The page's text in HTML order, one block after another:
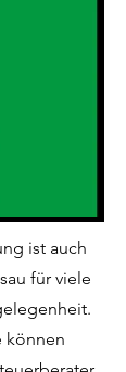
ist auch
für viele
können